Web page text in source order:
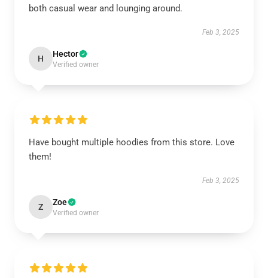
both casual wear and lounging around.
Feb 3, 2025
H Hector
Verified owner
Have bought multiple hoodies from this store. Love
them!
Feb 3, 2025
Z Zoe
Verified owner